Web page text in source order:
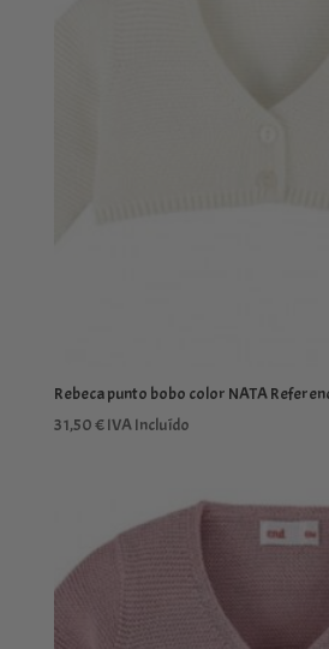
Rebeca punto bobo color NATA
31,50€IVA Incluído